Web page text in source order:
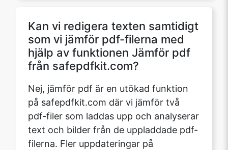
Kan vi redigera texten samtidigt
som vi jämför pdf-filerna med
hjälp av funktionen Jämför pdf
från safepdfkit.com?
Nej, jämför pdf är en utökad funktion
på safepdfkit.com där vi jämför två
pdf-filer som laddas upp och analyserar
text och bilder från de uppladdade pdf-
filerna. Fler uppdateringar på